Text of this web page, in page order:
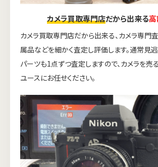
カメラ買取専門店だから出来る
カメラ買取専門店だから出来る、カメラ専門
属品などを細かく査定し評価します。通常見
パーツも1点ずつ査定しますので、カメラを売
ユースにお任せください。